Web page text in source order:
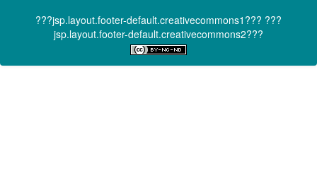
???jsp.layout.footer-default.creativecommons1??? ???
jsp.layout.footer-default.creativecommons2???